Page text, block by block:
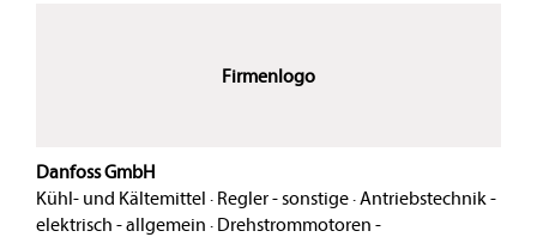
Firmenlogo
Danfoss GmbH
Kühl- und Kältemittel · Regler - sonstige·Antriebstechnik -
elektrisch - allgemein · Drehstrommotoren -